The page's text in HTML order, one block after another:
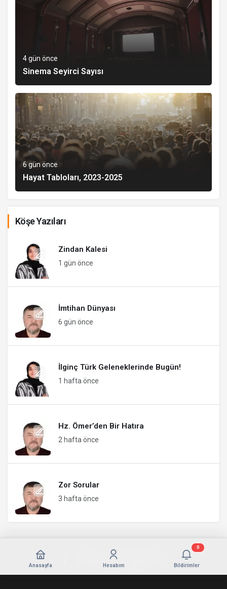
4 gün önce
Sinema Seyirci Sayısı
6 gün önce
Hayat Tabloları, 2023-2025
Köşe Yazıları
Zindan Kalesi
1 gün önce
İmtihan Dünyası
6 gün önce
İlginç Türk Geleneklerinde Bugün!
1 hafta önce
Hz. Ömer’den Bir Hatıra
2 hafta önce
Zor Sorular
3 hafta önce
Anasayfa Hesabım Bildirimler
0